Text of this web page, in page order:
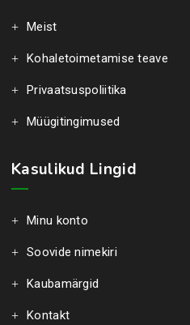
Meist
Kohaletoimetamise teave
Privaatsuspoliitika
Müügitingimused
Kasulikud Lingid
Minu konto
Soovide nimekiri
Kaubamärgid
Kontakt